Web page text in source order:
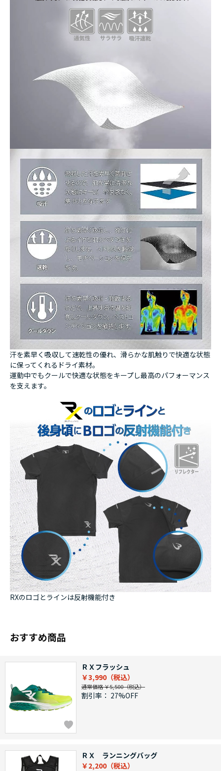
汗を素早く吸収して速乾性の優れ、滑らかな肌触りで快適な状態
に保ってくれるドライ素材。
運動中でもクールで快適な状態をキープし最高のパフォーマンス
を支えます。
RXのロゴとラインは反射機能付き
おすすめ商品
ＲＸフラッシュ
￥3,990
通常価格 ￥5,500
割引率： 27%OFF
ＲＸ ランニングバッグ
￥2,200